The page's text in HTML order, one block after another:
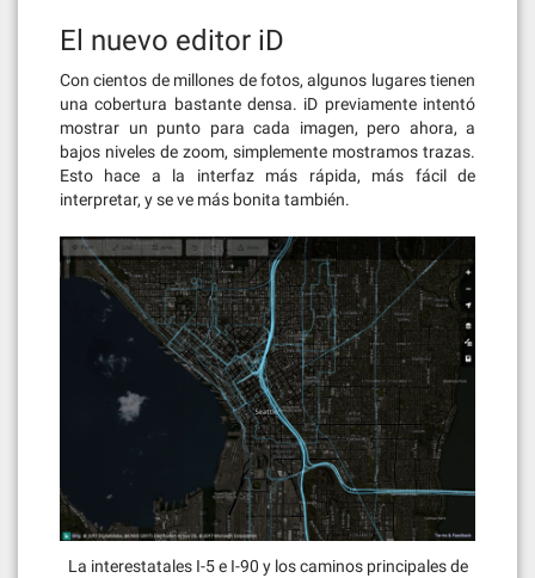
El nuevo editor iD
Con cientos de millones de fotos, algunos lugares tienen
una cobertura bastante densa. iD previamente intentó
mostrar un punto para cada imagen, pero ahora, a
bajos niveles de zoom, simplemente mostramos trazas.
Esto hace a la interfaz más rápida, más fácil de
interpretar, y se ve más bonita también.
La interestatales I-5 e I-90 y los caminos principales de